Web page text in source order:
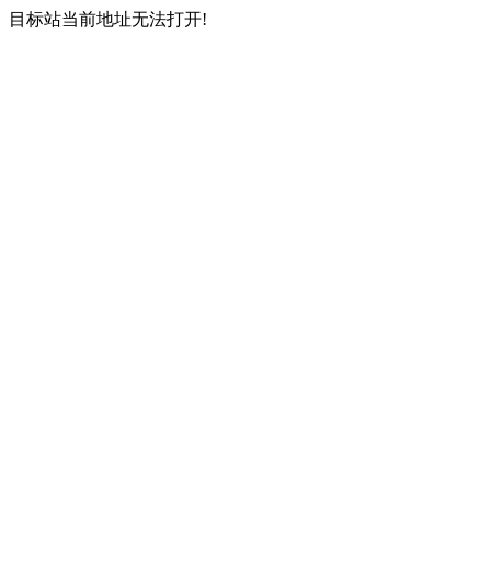
目标站当前地址无法打开!